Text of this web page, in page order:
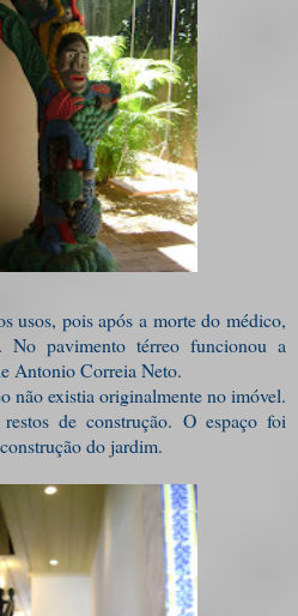
usos, pois após a morte do médico,
pavimento térreo funcionou a
Antonio Correia Neto.
não existia originalmente no imóvel.
de construção. O espaço foi
do jardim.